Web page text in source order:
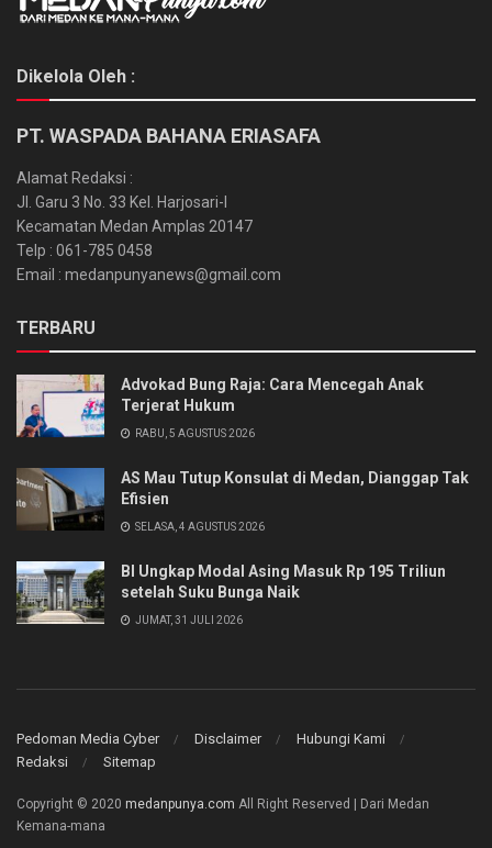
Dikelola Oleh :
PT. WASPADA BAHANA ERIASAFA
Alamat Redaksi :
Jl. Garu 3 No. 33 Kel. Harjosari-I
Kecamatan Medan Amplas 20147
Telp : 061-785 0458
Email : medanpunyanews@gmail.com
TERBARU
Advokad Bung Raja: Cara Mencegah Anak
Terjerat Hukum
RABU, 5 AGUSTUS 2026
AS Mau Tutup Konsulat di Medan, Dianggap Tak
Efisien
SELASA, 4 AGUSTUS 2026
BI Ungkap Modal Asing Masuk Rp 195 Triliun
setelah Suku Bunga Naik
JUMAT, 31 JULI 2026
Pedoman Media Cyber Disclaimer
Hubungi Kami
Redaksi
Sitemap
Copyright © 2020 medanpunya.com All Right Reserved | Dari Medan
Kemana-mana